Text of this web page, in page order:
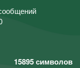
15895символов